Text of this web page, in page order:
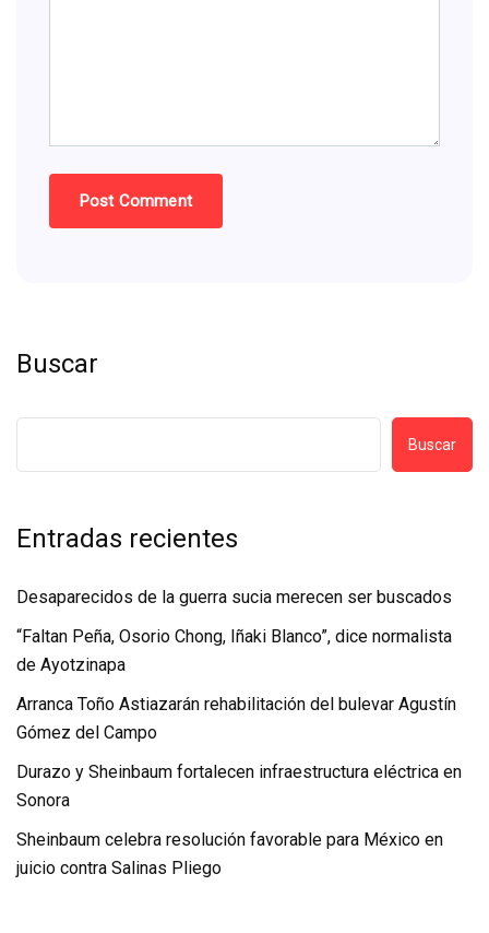
Buscar
Buscar
Entradas recientes
Desaparecidos de la guerra sucia merecen ser buscados
“Faltan Peña, Osorio Chong, Iñaki Blanco”, dice normalista
de Ayotzinapa
Arranca Toño Astiazarán rehabilitación del bulevar Agustín
Gómez del Campo
Durazo y Sheinbaum fortalecen infraestructura eléctrica en
Sonora
Sheinbaum celebra resolución favorable para México en
juicio contra Salinas Pliego